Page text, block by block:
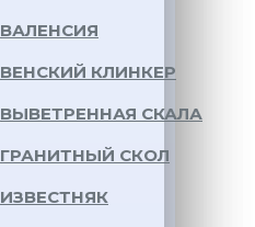
ВАЛЕНСИЯ
ВЕНСКИЙ КЛИНКЕР
ВЫВЕТРЕННАЯ СКАЛА
ГРАНИТНЫЙ СКОЛ
ИЗВЕСТНЯК